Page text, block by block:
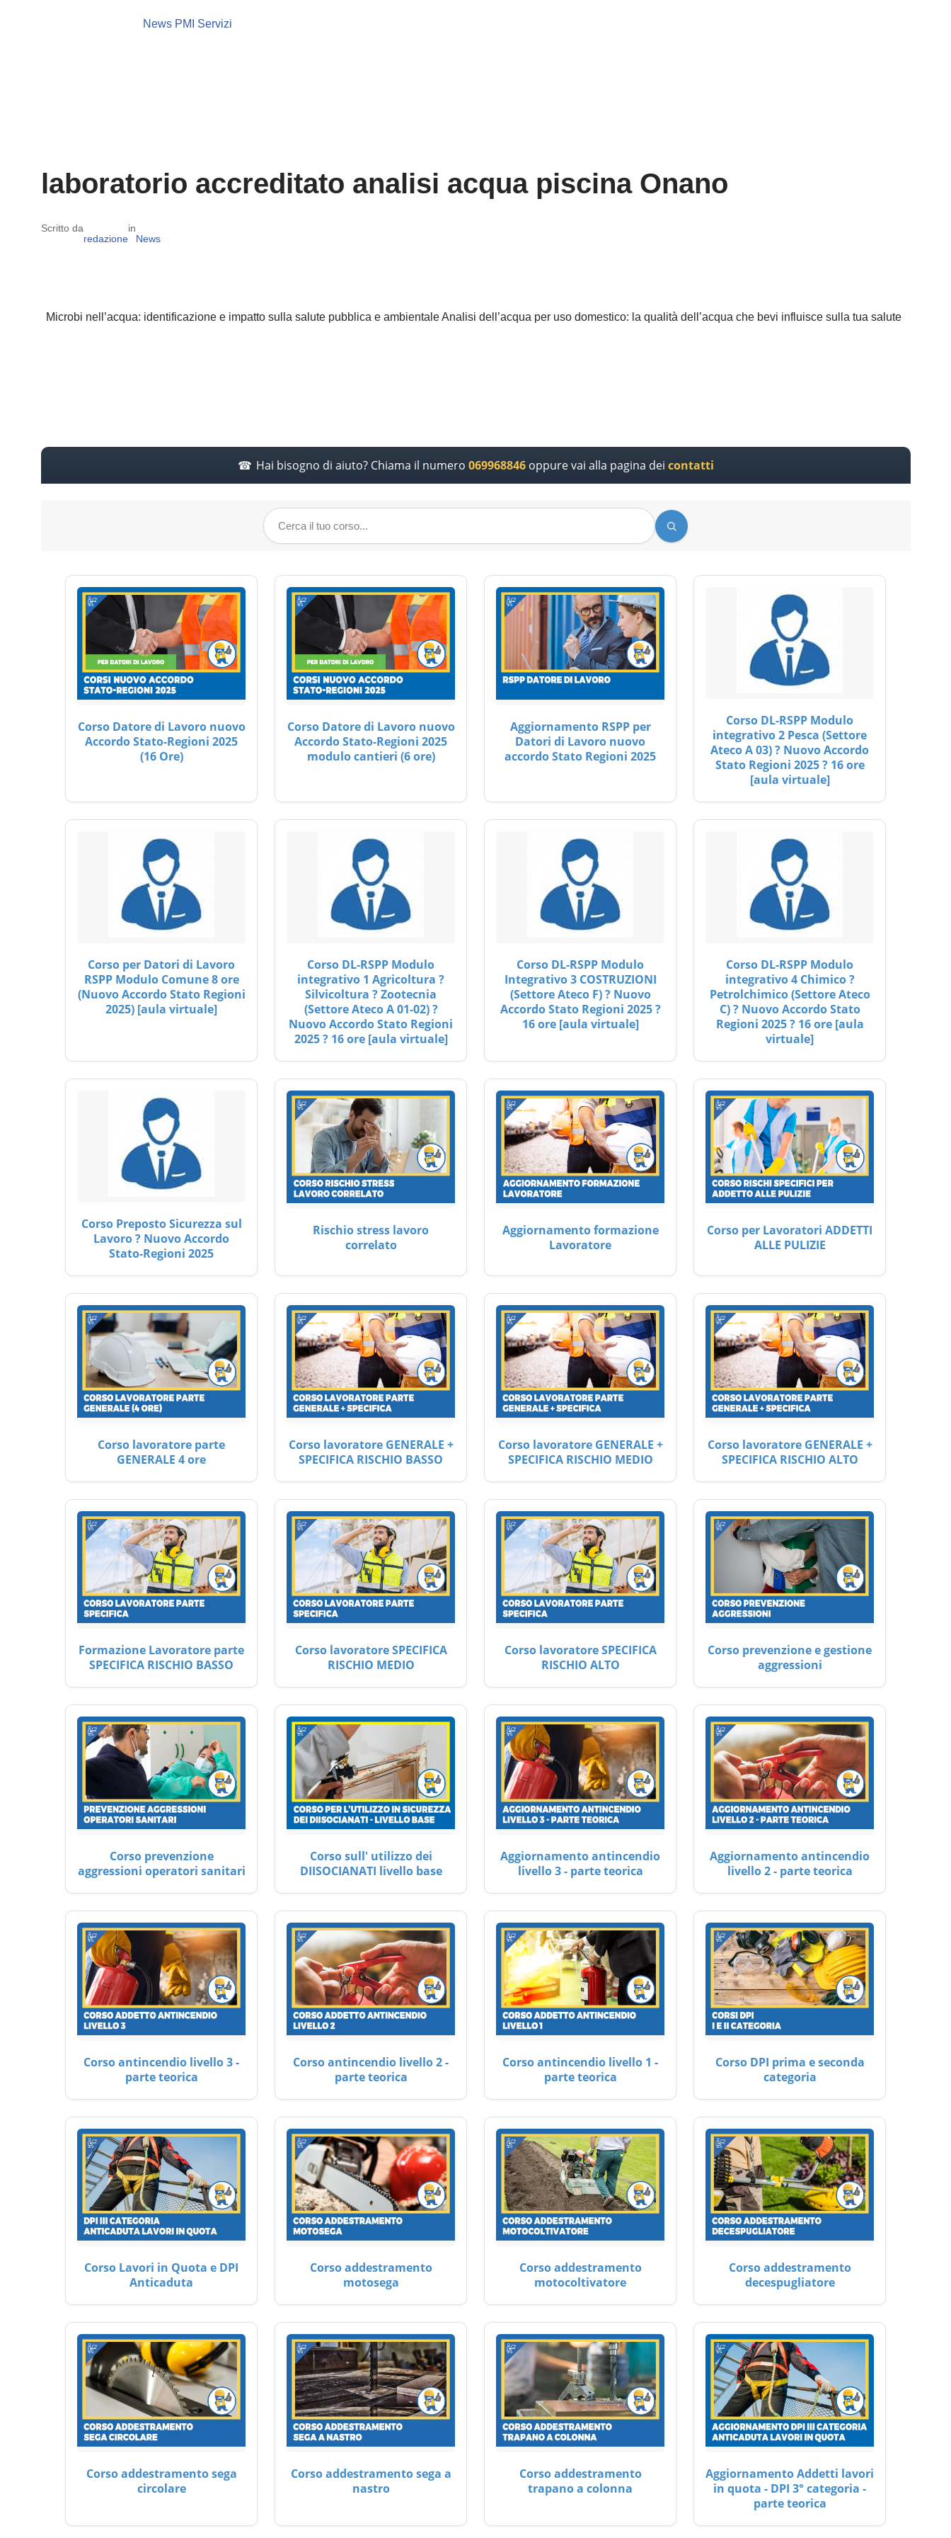
News PMI Servizi
laboratorio accreditato analisi acqua piscina Onano
Scritto da
redazione
in
News
Microbi nell’acqua: identificazione e impatto sulla salute pubblica e ambientale Analisi dell’acqua per uso domestico: la qualità dell’acqua che bevi influisce sulla tua salute
Hai bisogno di aiuto? Chiama il numero 069968846oppure vai alla pagina dei contatti
Corso Datore di Lavoro nuovo
Accordo Stato-Regioni 2025
(16 Ore)
Corso Datore di Lavoro nuovo
Accordo Stato-Regioni 2025
modulo cantieri (6 ore)
Aggiornamento RSPP per
Datori di Lavoro nuovo
accordo Stato Regioni 2025
Corso DL-RSPP Modulo
integrativo 2 Pesca (Settore
Ateco A 03) ? Nuovo Accordo
Stato Regioni 2025 ? 16 ore
[aula virtuale]
Corso per Datori di Lavoro
RSPP Modulo Comune 8 ore
(Nuovo Accordo Stato Regioni
2025) [aula virtuale]
Corso DL-RSPP Modulo
integrativo 1 Agricoltura ?
Silvicoltura ? Zootecnia
(Settore Ateco A 01-02) ?
Nuovo Accordo Stato Regioni
2025 ? 16 ore [aula virtuale]
Corso DL-RSPP Modulo
Integrativo 3 COSTRUZIONI
(Settore Ateco F) ? Nuovo
Accordo Stato Regioni 2025 ?
16 ore [aula virtuale]
Corso DL-RSPP Modulo
integrativo 4 Chimico ?
Petrolchimico (Settore Ateco
C) ? Nuovo Accordo Stato
Regioni 2025 ? 16 ore [aula
virtuale]
Corso Preposto Sicurezza sul
Lavoro ? Nuovo Accordo
Stato-Regioni 2025
Rischio stress lavoro
correlato
Aggiornamento formazione
Lavoratore
Corso per Lavoratori ADDETTI
ALLE PULIZIE
Corso lavoratore parte
GENERALE 4 ore
Corso lavoratore GENERALE +
SPECIFICA RISCHIO BASSO
Corso lavoratore GENERALE +
SPECIFICA RISCHIO MEDIO
Corso lavoratore GENERALE +
SPECIFICA RISCHIO ALTO
Formazione Lavoratore parte
SPECIFICA RISCHIO BASSO
Corso lavoratore SPECIFICA
RISCHIO MEDIO
Corso lavoratore SPECIFICA
RISCHIO ALTO
Corso prevenzione e gestione
aggressioni
Corso prevenzione
aggressioni operatori sanitari
Corso sull' utilizzo dei
DIISOCIANATI livello base
Aggiornamento antincendio
livello 3 - parte teorica
Aggiornamento antincendio
livello 2 - parte teorica
Corso antincendio livello 3 -
parte teorica
Corso antincendio livello 2 -
parte teorica
Corso antincendio livello 1 -
parte teorica
Corso DPI prima e seconda
categoria
Corso Lavori in Quota e DPI
Anticaduta
Corso addestramento
motosega
Corso addestramento
motocoltivatore
Corso addestramento
decespugliatore
Corso addestramento sega
circolare
Corso addestramento sega a
nastro
Corso addestramento
trapano a colonna
Aggiornamento Addetti lavori
in quota - DPI 3° categoria -
parte teorica